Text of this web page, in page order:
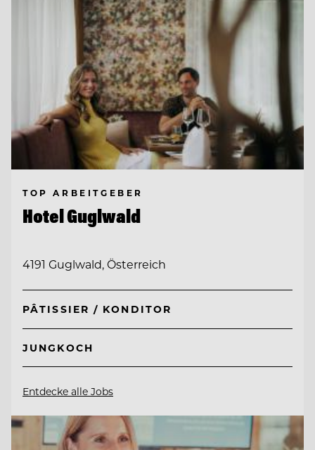
TOP ARBEITGEBER
Hotel Guglwald
4191 Guglwald, Österreich
PÂTISSIER / KONDITOR
JUNGKOCH
Entdecke alle Jobs